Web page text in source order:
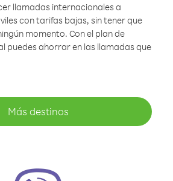
llamadas internacionales a
con tarifas bajas, sin tener que
momento. Con el plan de
puedes ahorrar en las llamadas que
Más destinos